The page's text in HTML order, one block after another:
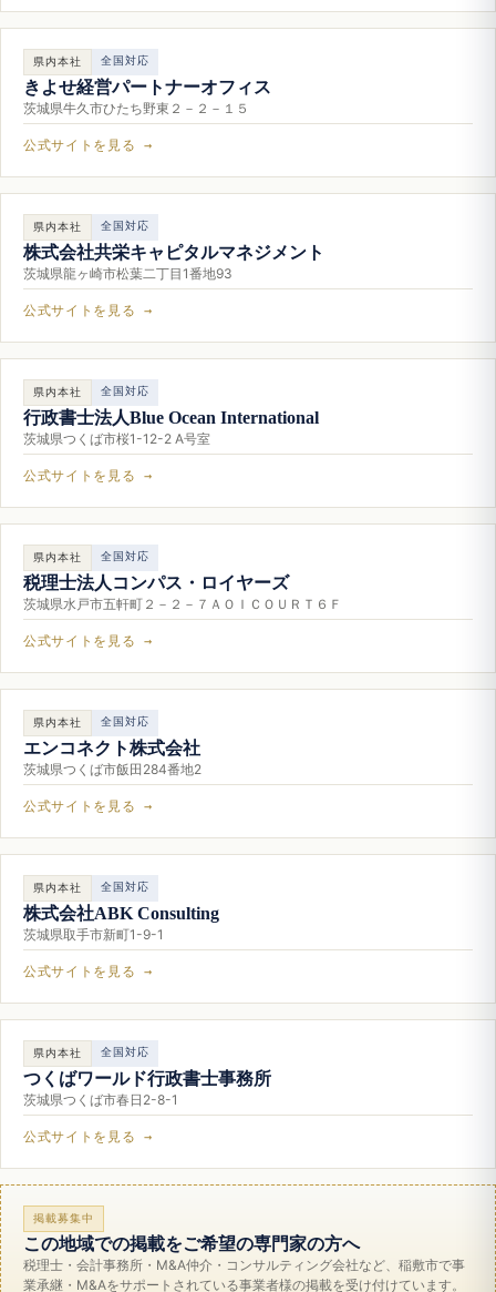
県内本社 全国対応
きよせ経営パートナーオフィス
茨城県牛久市ひたち野東２－２－１５
公式サイトを見る →
県内本社 全国対応
株式会社共栄キャピタルマネジメント
茨城県龍ヶ崎市松葉二丁目1番地93
公式サイトを見る →
県内本社 全国対応
行政書士法人Blue Ocean International
茨城県つくば市桜1-12-2 A号室
公式サイトを見る →
県内本社 全国対応
税理士法人コンパス・ロイヤーズ
茨城県水戸市五軒町２－２－７ＡＯＩＣＯＵＲＴ６Ｆ
公式サイトを見る →
県内本社 全国対応
エンコネクト株式会社
茨城県つくば市飯田284番地2
公式サイトを見る →
県内本社 全国対応
株式会社ABK Consulting
茨城県取手市新町1-9-1
公式サイトを見る →
県内本社 全国対応
つくばワールド行政書士事務所
茨城県つくば市春日2-8-1
公式サイトを見る →
掲載募集中
この地域での掲載をご希望の専門家の方へ
税理士・会計事務所・M&A仲介・コンサルティング会社など、稲敷市で事
業承継・M&Aをサポートされている事業者様の掲載を受け付けています。